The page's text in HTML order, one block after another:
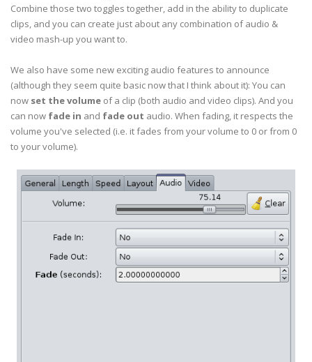
Combine those two toggles together, add in the ability to duplicate
clips, and you can create just about any combination of audio &
video mash-up you want to.
We also have some new exciting audio features to announce
(although they seem quite basic now that I think about it): You can
now set the volume of a clip (both audio and video clips). And you
can now fade in and fade out audio. When fading, it respects the
volume you've selected (i.e. it fades from your volume to 0 or from 0
to your volume).